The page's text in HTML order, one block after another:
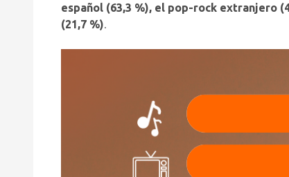
español (63,3 %), el pop-rock extranjero
(21,7 %)